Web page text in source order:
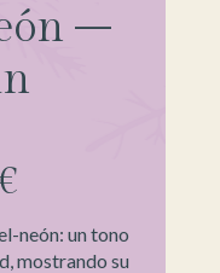
–
neón: un tono
mostrando su